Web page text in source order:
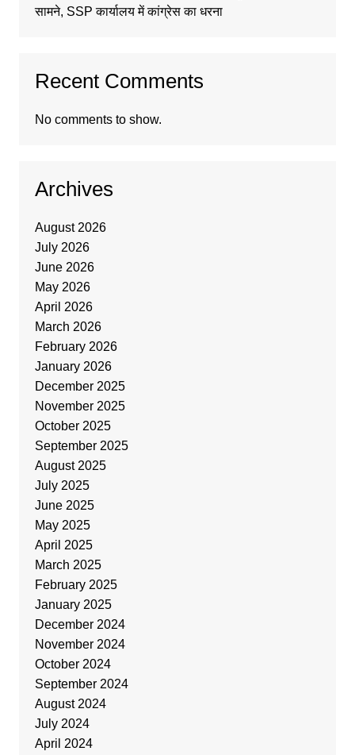
सामने, SSP कार्यालय में कांग्रेस का धरना
Recent Comments
No comments to show.
Archives
August 2026
July 2026
June 2026
May 2026
April 2026
March 2026
February 2026
January 2026
December 2025
November 2025
October 2025
September 2025
August 2025
July 2025
June 2025
May 2025
April 2025
March 2025
February 2025
January 2025
December 2024
November 2024
October 2024
September 2024
August 2024
July 2024
April 2024